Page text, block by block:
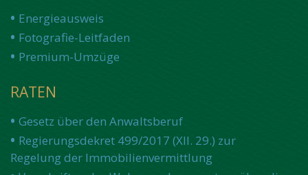
Energieausweis
Fotografie-Leitfaden
Premium-Umzüge
RATEN
Gesetz über den Anwaltsberuf
Regierungsdekret 499/2017 (XII. 29.) zur
Regelung der Immobilienvermittlung